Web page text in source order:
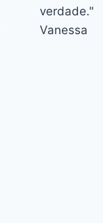
verdade."
Vanessa